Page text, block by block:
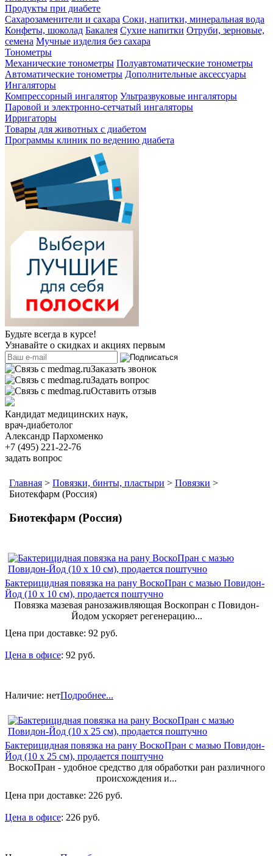
Продукты при диабете
Сахарозаменители и сахара Соки, напитки, минеральная вода
Конфеты, шоколад Бакалея Сухие напитки Отруби, зерновые,
семена Мучные изделия без сахара
Тонометры
Механические тонометры Полуавтоматические тонометры
Автоматические тонометры Дополнительные аксессуары
Ингаляторы
Компрессорный ингалятор Ультразвуковые ингаляторы
Паровой и электронно-сетчатый ингаляторы
Ирригаторы
Товары для животных с диабетом
Программы клиник по ведению диабета
Будьте всегда в курсе!
Узнавайте о скидках и акциях первым
Заказать звонок
Задать вопрос
Оставить отзыв
Кандидат медицинских наук,
врач-диабетолог
Александр Пархоменко
+7 (495) 221-22-76
задать вопрос
Главная > Повязки, бинты, пластыри > Повязки >
Биотекфарм (Россия)
Биотекфарм (Россия)
Бактерицидная повязка на рану ВоскоПран с мазью Повидон-
Йод (10 х 10 см), продается поштучно
Повязка мазевая ранозаживляющая Воскопран с Повидон-
Йодом ускоряет регенерацию...
Цена при доставке: 92 руб.
Цена в офисе: 92 руб.
Наличие: нетПодробнее...
Бактерицидная повязка на рану ВоскоПран с мазью Повидон-
Йод (10 х 25 см), продается поштучно
ВоскоПран - удобное средство для обработки ран различного
происхождения и...
Цена при доставке: 226 руб.
Цена в офисе: 226 руб.